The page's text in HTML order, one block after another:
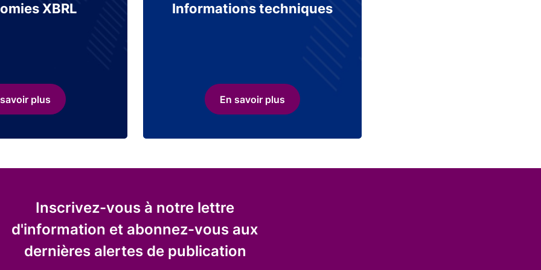
XBRL
plus
Informations techniques
En savoir plus
Inscrivez-vous à notre lettre
d'information et abonnez-vous aux
dernières alertes de publication